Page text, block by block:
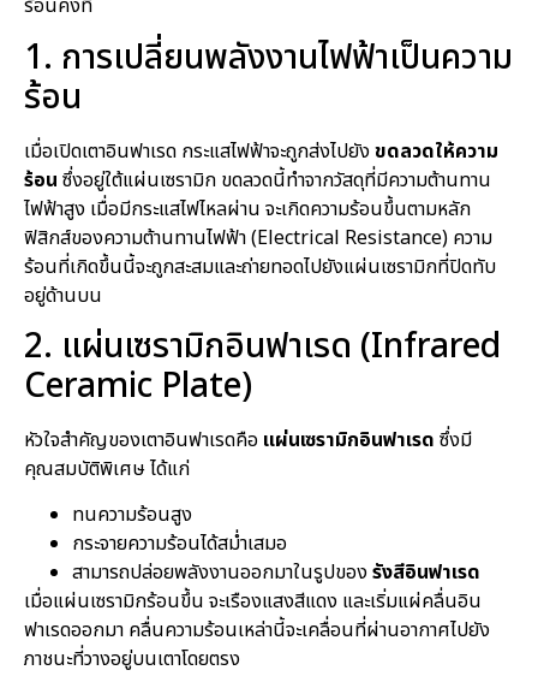
ร้อนคงที่
1. การเปลี่ยนพลังงานไฟฟ้าเป็นความ
ร้อน
เมื่อเปิดเตาอินฟาเรด กระแสไฟฟ้าจะถูกส่งไปยังขดลวดให้ความ
ร้อน ซึ่งอยู่ใต้แผ่นเซรามิก ขดลวดนี้ทำจากวัสดุที่มีความต้านทาน
ไฟฟ้าสูง เมื่อมีกระแสไฟไหลผ่าน จะเกิดความร้อนขึ้นตามหลัก
ฟิสิกส์ของความต้านทานไฟฟ้า (Electrical Resistance) ความ
ร้อนที่เกิดขึ้นนี้จะถูกสะสมและถ่ายทอดไปยังแผ่นเซรามิกที่ปิดทับ
อยู่ด้านบน
2. แผ่นเซรามิกอินฟาเรด (Infrared
Ceramic Plate)
หัวใจสำคัญของเตาอินฟาเรดคือ แผ่นเซรามิกอินฟาเรด ซึ่งมี
คุณสมบัติพิเศษ ได้แก่
ทนความร้อนสูง
กระจายความร้อนได้สม่ำเสมอ
สามารถปล่อยพลังงานออกมาในรูปของรังสีอินฟาเรด
เมื่อแผ่นเซรามิกร้อนขึ้น จะเรืองแสงสีแดง และเริ่มแผ่คลื่นอิน
ฟาเรดออกมา คลื่นความร้อนเหล่านี้จะเคลื่อนที่ผ่านอากาศไปยัง
ภาชนะที่วางอยู่บนเตาโดยตรง